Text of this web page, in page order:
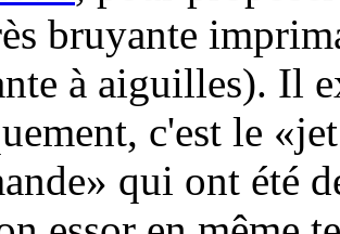
bruyante
à aiguilles). Il
c'est le
qui ont été